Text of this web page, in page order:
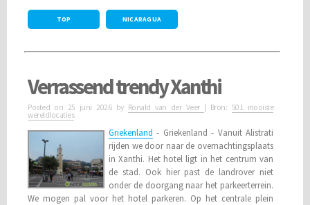
TOP NICARAGUA
Verrassend trendy Xanthi
Posted on 25 juni 2026by Ronald van der Veer | Bron: 501 mooiste
wereldlocaties
Griekenland - Griekenland - Vanuit Alistrati
rijden we door naar de overnachtingsplaats
in Xanthi. Het hotel ligt in het centrum van
de stad. Ook hier past de landrover niet
onder de doorgang naar het parkeerterrein.
We mogen pal voor het hotel parkeren. Op het centrale plein